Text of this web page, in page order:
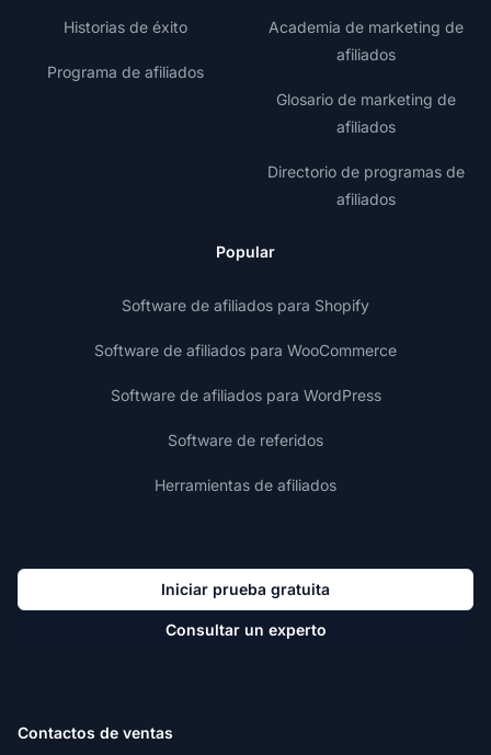
Historias de éxito
Programa de afiliados
Academia de marketing de
afiliados
Glosario de marketing de
afiliados
Directorio de programas de
afiliados
Popular
Software de afiliados para Shopify
Software de afiliados para WooCommerce
Software de afiliados para WordPress
Software de referidos
Herramientas de afiliados
Iniciar prueba gratuita
Consultar un experto
Contactos de ventas